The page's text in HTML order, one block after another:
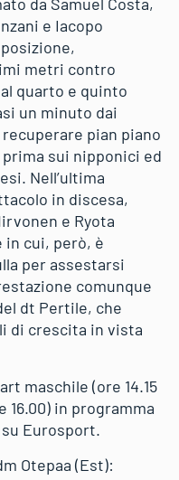
e Iacopo
metri contro
quarto e quinto
un minuto dai
pian piano
sui nipponici ed
Nell’ultima
in discesa,
e Ryota
cui, però, è
per assestarsi
comunque
dt Pertile, che
di crescita in vista
maschile (ore 14.15
16.00) in programma
Eurosport.
Otepaa (Est):